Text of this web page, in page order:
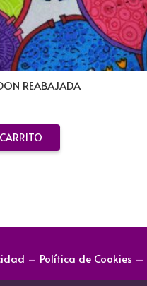
REABAJADA
– Política de Cookies –